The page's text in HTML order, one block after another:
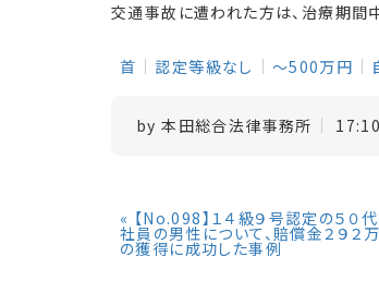
交通事故に遭われた方は、治療期間
首 認定等級なし ～500万円
by本田総合法律事務所 17:10
« 【No.098】１４級９号認定の５０
社員の男性について、賠償金２９２
の獲得に成功した事例